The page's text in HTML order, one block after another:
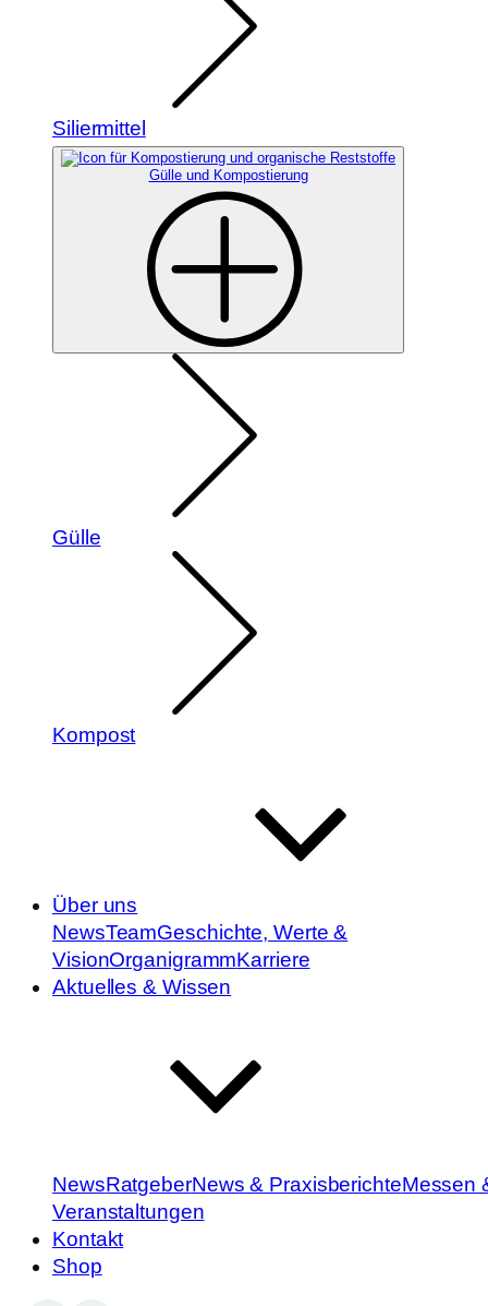
Siliermittel
Gülle und Kompostierung
Gülle
Kompost
Über uns
NewsTeamGeschichte, Werte &
VisionOrganigrammKarriere
Aktuelles & Wissen
NewsRatgeberNews & PraxisberichteMessen
Veranstaltungen
Kontakt
Shop